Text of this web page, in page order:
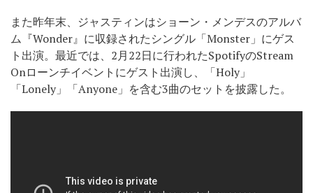
また昨年末、ジャスティンはショーン・メンデスのアルバ
ム『Wonder』に収録されたシングル「Monster」にゲス
ト出演。最近では、2月22日に行われたSpotifyのStream
Onローンチイベントにゲスト出演し、「Holy」
「Lonely」「Anyone」を含む3曲のセットを披露した。